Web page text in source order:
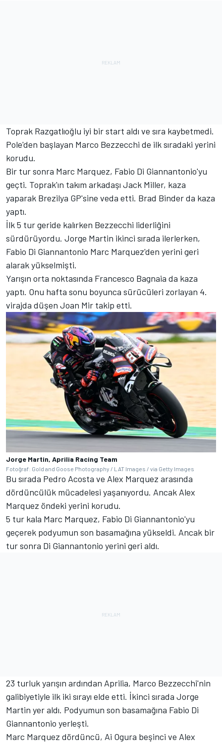
Toprak Razgatlıoğlu iyi bir start aldı ve sıra kaybetmedi.
Pole'den başlayan Marco Bezzecchi de ilk sıradaki yerini
korudu.
Bir tur sonra Marc Marquez, Fabio Di Giannantonio'yu
geçti. Toprak'ın takım arkadaşı Jack Miller, kaza
yaparak Brezilya GP'sine veda etti. Brad Binder da kaza
yaptı.
İlk 5 tur geride kalırken Bezzecchi liderliğini
sürdürüyordu. Jorge Martin ikinci sırada ilerlerken,
Fabio Di Giannantonio Marc Marquez'den yerini geri
alarak yükselmişti.
Yarışın orta noktasında Francesco Bagnaia da kaza
yaptı. Onu hafta sonu boyunca sürücüleri zorlayan 4.
virajda düşen Joan Mir takip etti.
Jorge Martin, Aprilia Racing Team
Fotoğraf: Gold and Goose Photography / LAT Images / via Getty Images
Bu sırada Pedro Acosta ve Alex Marquez arasında
dördüncülük mücadelesi yaşanıyordu. Ancak Alex
Marquez öndeki yerini korudu.
5 tur kala Marc Marquez, Fabio Di Giannantonio'yu
geçerek podyumun son basamağına yükseldi. Ancak bir
tur sonra Di Giannantonio yerini geri aldı.
23 turluk yarışın ardından Aprilia, Marco Bezzecchi'nin
galibiyetiyle ilk iki sırayı elde etti. İkinci sırada Jorge
Martin yer aldı. Podyumun son basamağına Fabio Di
Giannantonio yerleşti.
Marc Marquez dördüncü, Ai Ogura beşinci ve Alex